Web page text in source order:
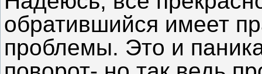
обратившийся имеет
проблемы. Это и